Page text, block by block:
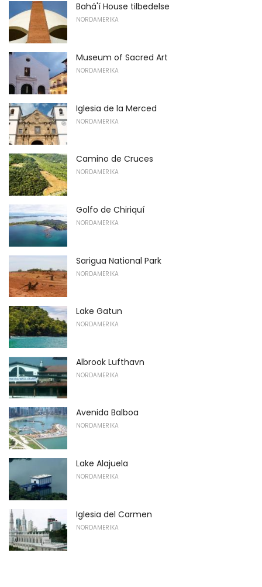
Bahá'í House tilbedelse
NORDAMERIKA
Museum of Sacred Art
NORDAMERIKA
Iglesia de la Merced
NORDAMERIKA
Camino de Cruces
NORDAMERIKA
Golfo de Chiriquí
NORDAMERIKA
Sarigua National Park
NORDAMERIKA
Lake Gatun
NORDAMERIKA
Albrook Lufthavn
NORDAMERIKA
Avenida Balboa
NORDAMERIKA
Lake Alajuela
NORDAMERIKA
Iglesia del Carmen
NORDAMERIKA